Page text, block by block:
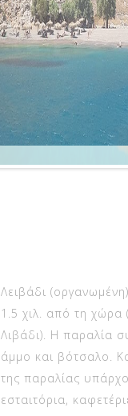
1.5 χιλ. από τη χώρα
Λιβάδι). Η παραλία
άμμο και βότσαλο.
της παραλίας
εσταιτόρια,
τουριστικά μαγαζιά.